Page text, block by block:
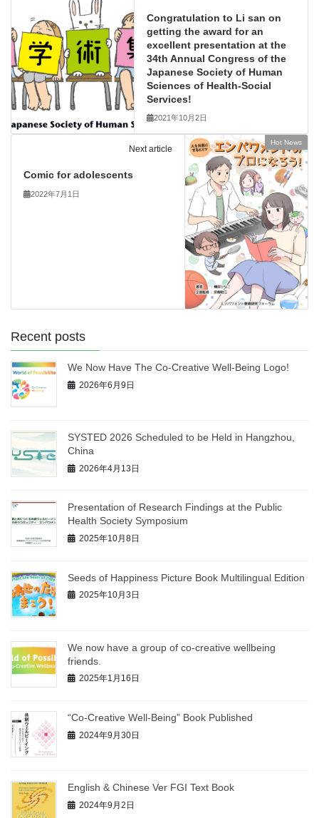
Congratulation to Li san on
getting the award for an
excellent presentation at the
34th Annual Congress of the
Japanese Society of Human
Sciences of Health-Social
Services!
2021年10月2日
Hot News
Next article
Comic for adolescents
2022年7月1日
Recent posts
We Now Have The Co-Creative Well-Being Logo!
2026年6月9日
SYSTED 2026 Scheduled to be Held in Hangzhou,
China
2026年4月13日
Presentation of Research Findings at the Public
Health Society Symposium
2025年10月8日
Seeds of Happiness Picture Book Multilingual Edition
2025年10月3日
We now have a group of co-creative wellbeing
friends.
2025年1月16日
“Co-Creative Well-Being” Book Published
2024年9月30日
English & Chinese Ver FGI Text Book
2024年9月2日